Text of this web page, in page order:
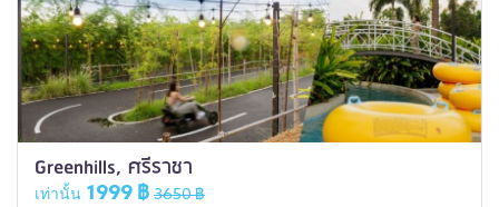
Greenhills, ศรีราชา
เท่านั้น 1999 ฿ 3650 ฿